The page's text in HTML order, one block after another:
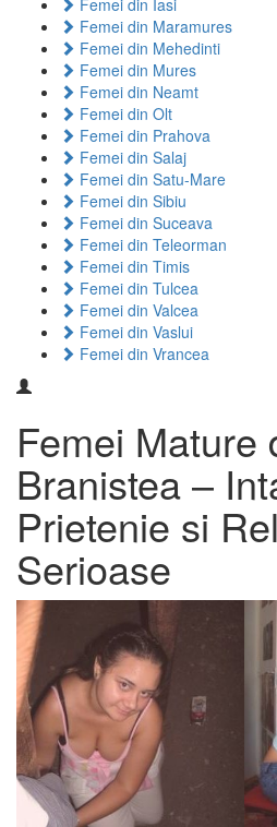
Femei din Iasi
Femei din Maramures
Femei din Mehedinti
Femei din Mures
Femei din Neamt
Femei din Olt
Femei din Prahova
Femei din Salaj
Femei din Satu-Mare
Femei din Sibiu
Femei din Suceava
Femei din Teleorman
Femei din Timis
Femei din Tulcea
Femei din Valcea
Femei din Vaslui
Femei din Vrancea
Femei Mature
Branistea –
Prietenie si
Serioase